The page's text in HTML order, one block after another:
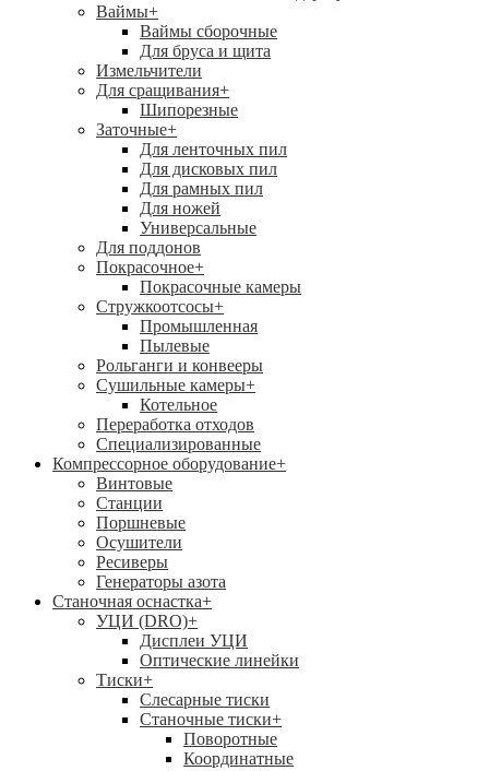
Ваймы+
Ваймы сборочные
Для бруса и щита
Измельчители
Для сращивания+
Шипорезные
Заточные+
Для ленточных пил
Для дисковых пил
Для рамных пил
Для ножей
Универсальные
Для поддонов
Покрасочное+
Покрасочные камеры
Стружкоотсосы+
Промышленная
Пылевые
Рольганги и конвееры
Сушильные камеры+
Котельное
Переработка отходов
Специализированные
Компрессорное оборудование+
Винтовые
Станции
Поршневые
Осушители
Ресиверы
Генераторы азота
Станочная оснастка+
УЦИ (DRO)+
Дисплеи УЦИ
Оптические линейки
Тиски+
Слесарные тиски
Станочные тиски+
Поворотные
Координатные